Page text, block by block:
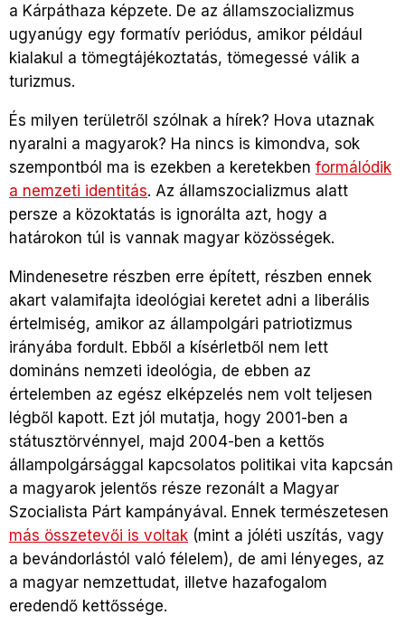
a Kárpáthaza képzete. De az államszocializmus
ugyanúgy egy formatív periódus, amikor például
kialakul a tömegtájékoztatás, tömegessé válik a
turizmus.
És milyen területről szólnak a hírek? Hova utaznak
nyaralni a magyarok? Ha nincs is kimondva, sok
szempontból ma is ezekben a keretekben formálódik
a nemzeti identitás. Az államszocializmus alatt
persze a közoktatás is ignorálta azt, hogy a
határokon túl is vannak magyar közösségek.
Mindenesetre részben erre épített, részben ennek
akart valamifajta ideológiai keretet adni a liberális
értelmiség, amikor az állampolgári patriotizmus
irányába fordult. Ebből a kísérletből nem lett
domináns nemzeti ideológia, de ebben az
értelemben az egész elképzelés nem volt teljesen
légből kapott. Ezt jól mutatja, hogy 2001-ben a
státusztörvénnyel, majd 2004-ben a kettős
állampolgársággal kapcsolatos politikai vita kapcsán
a magyarok jelentős része rezonált a Magyar
Szocialista Párt kampányával. Ennek természetesen
más összetevői is voltak (mint a jóléti uszítás, vagy
a bevándorlástól való félelem), de ami lényeges, az
a magyar nemzettudat, illetve hazafogalom
eredendő kettőssége.